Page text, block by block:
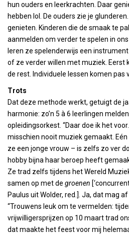
hun ouders en leerkrachten. Daar
hebben lol. De ouders zie je
genieten. Kinderen die de smaak te
aanmelden om verder te spelen in
leren ze spelenderwijs een
of ze verder willen met muziek. Eerst
de rest. Individuele lessen komen pas
Trots
Dat deze methode werkt, getuigt de
harmonie: zo’n 5 à 6 leerlingen
opleidingsorkest. “Daar doe ik het
misschien nooit muziek gemaakt.
ze een jonge vrouw – is zelfs zo ver
hobby bijna haar beroep heeft
Ze trad zelfs tijdens het Wereld
samen op met de groenen
Paulus uit Wolder, red.]. Ja, dat mag af
“Trouwens leuk om te vermelden:
vrijwilligersprijzen op 10 maart trad
dat maakte het feest voor mij